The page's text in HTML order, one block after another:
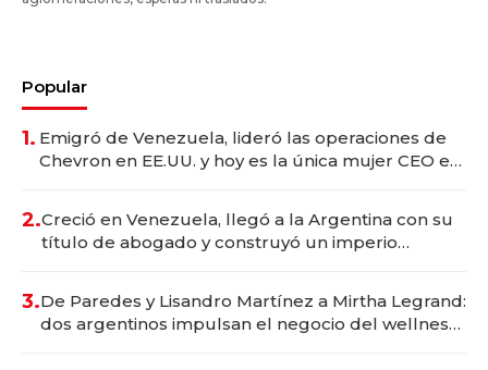
Popular
1. Emigró de Venezuela, lideró las operaciones de
Chevron en EE.UU. y hoy es la única mujer CEO en
2.Creció en Venezuela, llegó a la Argentina con su
título de abogado y construyó un imperio
3.De Paredes y Lisandro Martínez a Mirtha Legrand:
dos argentinos impulsan el negocio del wellness